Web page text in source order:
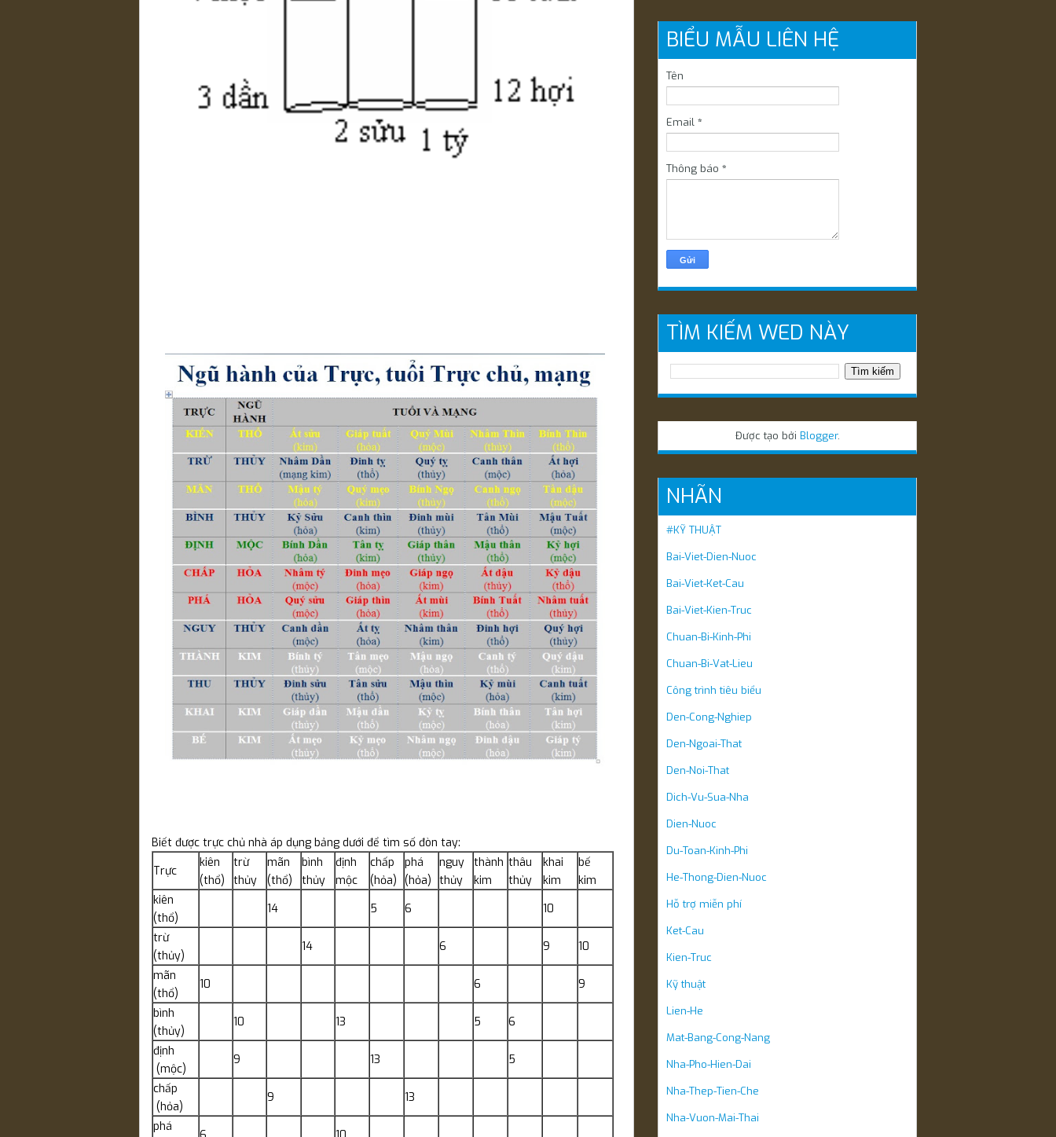
Biết được trực chủ nhà áp dụng bảng dưới để tìm số đòn tay:
Trực
kiên
(thổ)
trừ
thủy
mãn
(thổ)
bình
thủy
định
mộc
chấp
(hỏa)
phá
(hỏa)
nguy
thủy
thành
kim
thâu
thủy
khai
kim
bế
kim
kiên
(thổ)
14 5 6
10
trừ
(thủy)
14 6 9
10
mãn
(thổ)
10 6
9
bình
(thủy)
10 13 5
6
định
(mộc)
9 13
5
chấp
(hỏa)
9
13
phá
BIỂU MẪU LIÊN HỆ
Tên
Email *
Thông báo *
TÌM KIẾM WED NÀY
Được tạo bởi Blogger.
NHÃN
#KỸ THUẬT
Bai-Viet-Dien-Nuoc
Bai-Viet-Ket-Cau
Bai-Viet-Kien-Truc
Chuan-Bi-Kinh-Phi
Chuan-Bi-Vat-Lieu
Công trình tiêu biểu
Den-Cong-Nghiep
Den-Ngoai-That
Den-Noi-That
Dich-Vu-Sua-Nha
Dien-Nuoc
Du-Toan-Kinh-Phi
He-Thong-Dien-Nuoc
Hỗ trợ miễn phí
Ket-Cau
Kien-Truc
Kỹ thuật
Lien-He
Mat-Bang-Cong-Nang
Nha-Pho-Hien-Dai
Nha-Thep-Tien-Che
Nha-Vuon-Mai-Thai